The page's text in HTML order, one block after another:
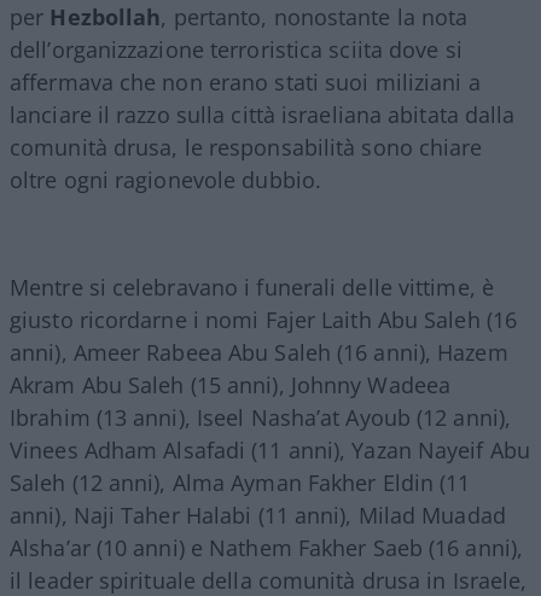
per Hezbollah, pertanto, nonostante la nota
dell’organizzazione terroristica sciita dove si
affermava che non erano stati suoi miliziani a
lanciare il razzo sulla città israeliana abitata dalla
comunità drusa, le responsabilità sono chiare
oltre ogni ragionevole dubbio.
Mentre si celebravano i funerali delle vittime, è
giusto ricordarne i nomi Fajer Laith Abu Saleh (16
anni), Ameer Rabeea Abu Saleh (16 anni), Hazem
Akram Abu Saleh (15 anni), Johnny Wadeea
Ibrahim (13 anni), Iseel Nasha’at Ayoub (12 anni),
Vinees Adham Alsafadi (11 anni), Yazan Nayeif Abu
Saleh (12 anni), Alma Ayman Fakher Eldin (11
anni), Naji Taher Halabi (11 anni), Milad Muadad
Alsha’ar (10 anni) e Nathem Fakher Saeb (16 anni),
il leader spirituale della comunità drusa in Israele,